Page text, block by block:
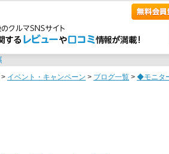
> イベント・キャンペーン > ブログ一覧 > ◆モニタ